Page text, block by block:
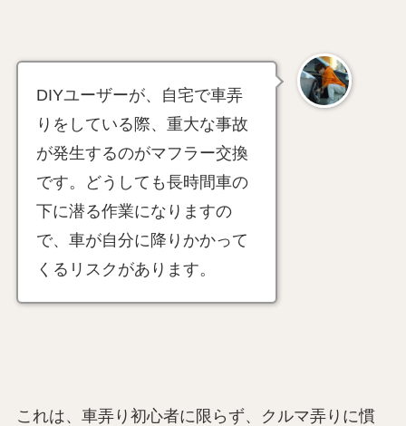
DIYユーザーが、自宅で車弄
りをしている際、重大な事故
が発生するのがマフラー交換
です。どうしても長時間車の
下に潜る作業になりますの
で、車が自分に降りかかって
くるリスクがあります。
これは、車弄り初心者に限らず、クルマ弄りに慣